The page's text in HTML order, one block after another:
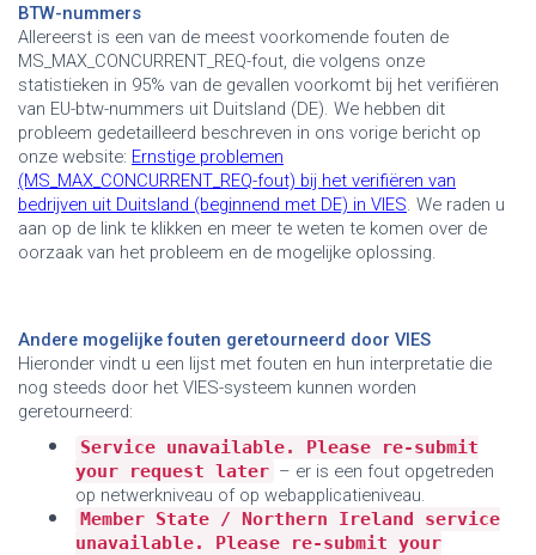
BTW-nummers
Allereerst is een van de meest voorkomende fouten de
MS_MAX_CONCURRENT_REQ-fout, die volgens onze
statistieken in 95% van de gevallen voorkomt bij het verifiëren
van EU-btw-nummers uit Duitsland (DE). We hebben dit
probleem gedetailleerd beschreven in ons vorige bericht op
onze website: Ernstige problemen
(MS_MAX_CONCURRENT_REQ-fout) bij het verifiëren van
bedrijven uit Duitsland (beginnend met DE) in VIES. We raden u
aan op de link te klikken en meer te weten te komen over de
oorzaak van het probleem en de mogelijke oplossing.
Andere mogelijke fouten geretourneerd door VIES
Hieronder vindt u een lijst met fouten en hun interpretatie die
nog steeds door het VIES-systeem kunnen worden
geretourneerd:
•
Service unavailable. Please re-submit
your request later – er is een fout opgetreden
op netwerkniveau of op webapplicatieniveau.
•
Member State / Northern Ireland service
unavailable. Please re-submit your